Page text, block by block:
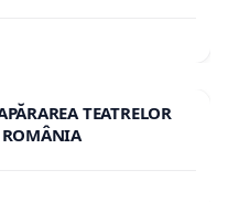
TEATRELOR
ROMÂNIA